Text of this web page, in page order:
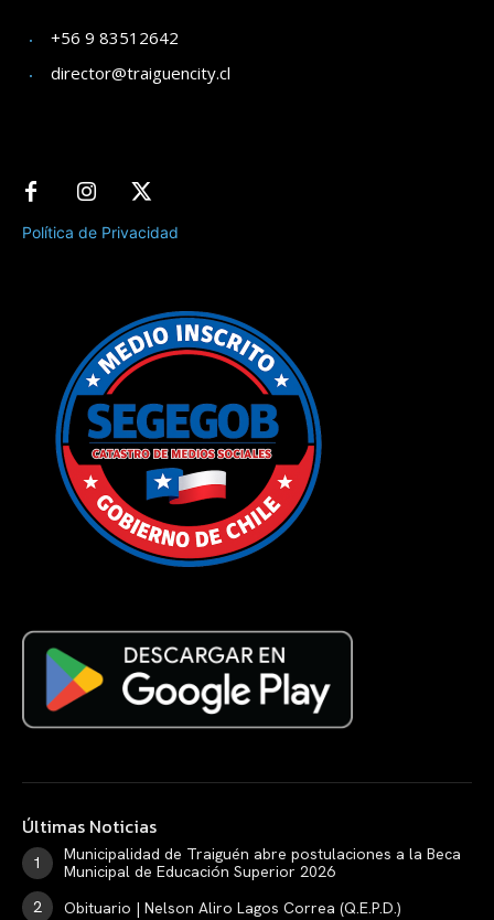
+56 9 83512642
director@traiguencity.cl
Política de Privacidad
Últimas Noticias
Municipalidad de Traiguén abre postulaciones a la Beca
Municipal de Educación Superior 2026
Obituario | Nelson Aliro Lagos Correa (Q.E.P.D.)